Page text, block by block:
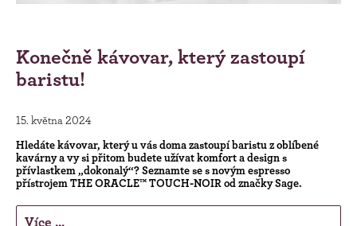
Konečně kávovar, který zastoupí
baristu!
15. května 2024
Hledáte kávovar, který u vás doma zastoupí baristu z oblíbené
kavárny a vy si přitom budete užívat komfort a design s
přívlastkem „dokonalý“? Seznamte se s novým espresso
přístrojem THE ORACLE™ TOUCH-NOIR od značky Sage.
Více ...